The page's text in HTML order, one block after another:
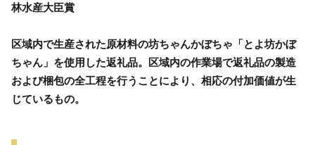
林水産大臣賞
区域内で生産された原材料の坊ちゃんかぼちゃ「とよ坊かぼ
ちゃん」を使用した返礼品。区域内の作業場で返礼品の製造
および梱包の全工程を行うことにより、相応の付加価値が生
じているもの。